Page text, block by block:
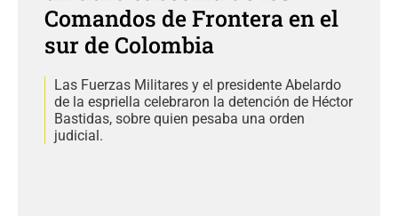
Comandos de Frontera en el
sur de Colombia
Las Fuerzas Militares y el presidente Abelardo
de la espriella celebraron la detención de Héctor
Bastidas, sobre quien pesaba una orden
judicial.